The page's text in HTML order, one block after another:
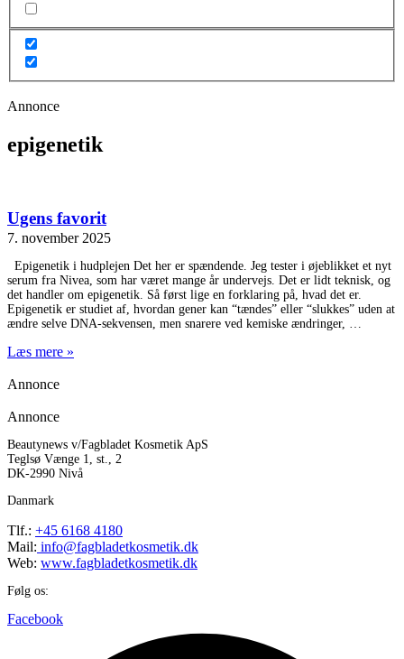
Annonce
epigenetik
Ugens favorit
7. november 2025
Epigenetik i hudplejen Det her er spændende. Jeg tester i øjeblikket et nyt
serum fra Nivea, som har været mange år undervejs. Det er lidt teknisk, og
det handler om epigenetik. Så først lige en forklaring på, hvad det er.
Epigenetik er studiet af, hvordan gener kan “tændes” eller “slukkes” uden at
ændre selve DNA-sekvensen, men snarere ved kemiske ændringer,
Læs mere »
Annonce
Annonce
Beautynews v/Fagbladet Kosmetik ApS
Teglsø Vænge 1, st., 2
DK-2990 Nivå
Danmark
Tlf.: +45 6168 4180
Mail: info@fagbladetkosmetik.dk
Web: www.fagbladetkosmetik.dk
Følg os:
Facebook